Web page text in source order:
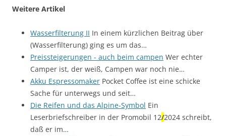
Weitere Artikel
Wasserfilterung II In einem kürzlichen Beitrag über
(Wasserfilterung) ging es um das…
Preissteigerungen - auch beim campen Wer echter
Camper ist, der weiß, Campen war noch nie…
Akku Espressomaker Pocket Coffee ist eine schicke
Sache für unterwegs und seit…
Die Reifen und das Alpine-Symbol Ein
Leserbriefschreiber in der Promobil 12/2024 schreibt,
daß er im…